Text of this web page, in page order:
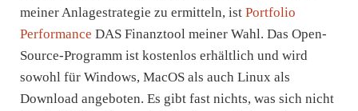
meiner Anlagestrategie zu ermitteln, ist Portfolio
Performance DAS Finanztool meiner Wahl. Das Open-
Source-Programm ist kostenlos erhältlich und wird
sowohl für Windows, MacOS als auch Linux als
Download angeboten. Es gibt fast nichts, was sich nicht